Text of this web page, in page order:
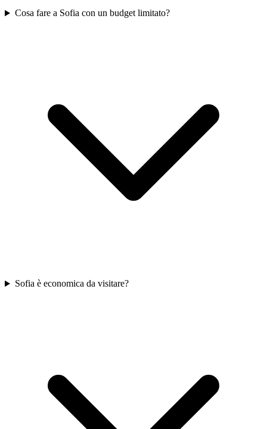
Cosa fare a Sofia con un budget limitato?
Sofia è economica da visitare?